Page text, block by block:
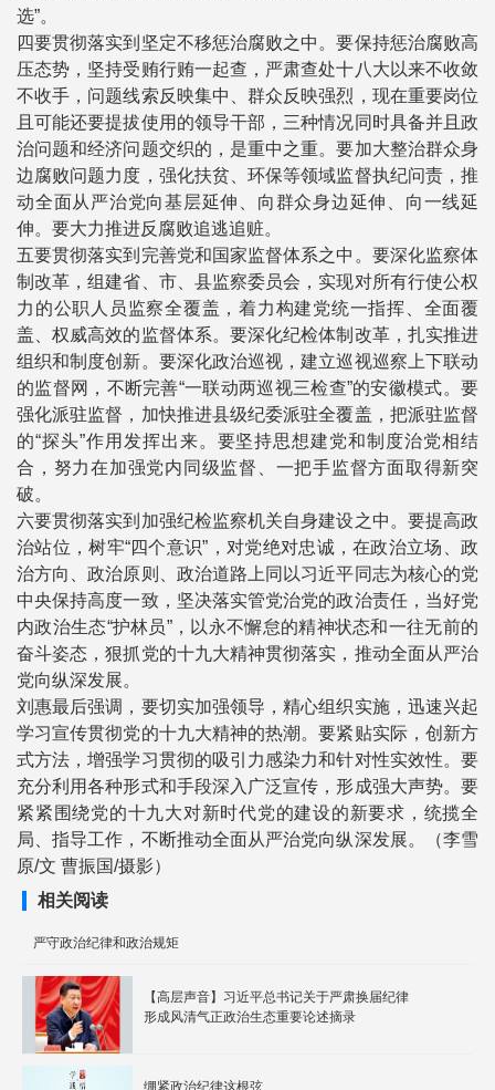
选”。
四要贯彻落实到坚定不移惩治腐败之中。要保持惩治腐败高
压态势，坚持受贿行贿一起查，严肃查处十八大以来不收敛
不收手，问题线索反映集中、群众反映强烈，现在重要岗位
且可能还要提拔使用的领导干部，三种情况同时具备并且政
治问题和经济问题交织的，是重中之重。要加大整治群众身
边腐败问题力度，强化扶贫、环保等领域监督执纪问责，推
动全面从严治党向基层延伸、向群众身边延伸、向一线延
伸。要大力推进反腐败追逃追赃。
五要贯彻落实到完善党和国家监督体系之中。要深化监察体
制改革，组建省、市、县监察委员会，实现对所有行使公权
力的公职人员监察全覆盖，着力构建党统一指挥、全面覆
盖、权威高效的监督体系。要深化纪检体制改革，扎实推进
组织和制度创新。要深化政治巡视，建立巡视巡察上下联动
的监督网，不断完善“一联动两巡视三检查”的安徽模式。要
强化派驻监督，加快推进县级纪委派驻全覆盖，把派驻监督
的“探头”作用发挥出来。要坚持思想建党和制度治党相结
合，努力在加强党内同级监督、一把手监督方面取得新突
破。
六要贯彻落实到加强纪检监察机关自身建设之中。要提高政
治站位，树牢“四个意识”，对党绝对忠诚，在政治立场、政
治方向、政治原则、政治道路上同以习近平同志为核心的党
中央保持高度一致，坚决落实管党治党的政治责任，当好党
内政治生态“护林员”，以永不懈怠的精神状态和一往无前的
奋斗姿态，狠抓党的十九大精神贯彻落实，推动全面从严治
党向纵深发展。
刘惠最后强调，要切实加强领导，精心组织实施，迅速兴起
学习宣传贯彻党的十九大精神的热潮。要紧贴实际，创新方
式方法，增强学习贯彻的吸引力感染力和针对性实效性。要
充分利用各种形式和手段深入广泛宣传，形成强大声势。要
紧紧围绕党的十九大对新时代党的建设的新要求，统揽全
局、指导工作，不断推动全面从严治党向纵深发展。（李雪
原/文 曹振国/摄影）
相关阅读
严守政治纪律和政治规矩
【高层声音】习近平总书记关于严肃换届纪律
形成风清气正政治生态重要论述摘录
绷紧政治纪律这根弦